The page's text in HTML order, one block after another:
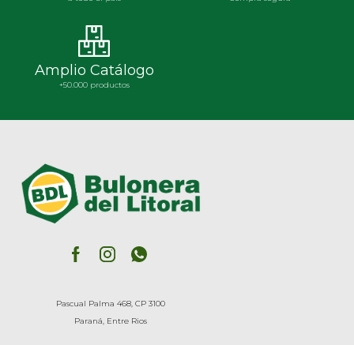
Amplio Catálogo
+50.000 productos
Pascual Palma 468, CP 3100
Paraná, Entre Rios